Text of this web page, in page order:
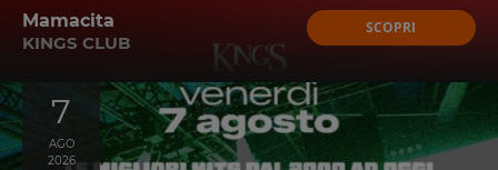
Mamacita
KINGS CLUB
SCOPRI
7
AGO
2026